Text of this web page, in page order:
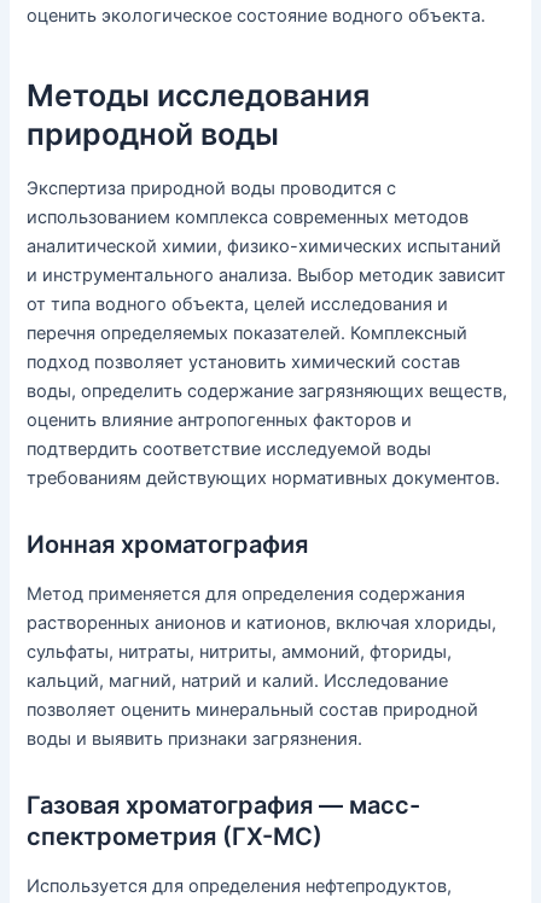
оценить экологическое состояние водного объекта.
Методы исследования
природной воды
Экспертиза природной воды проводится с
использованием комплекса современных методов
аналитической химии, физико-химических испытаний
и инструментального анализа. Выбор методик зависит
от типа водного объекта, целей исследования и
перечня определяемых показателей. Комплексный
подход позволяет установить химический состав
воды, определить содержание загрязняющих веществ,
оценить влияние антропогенных факторов и
подтвердить соответствие исследуемой воды
требованиям действующих нормативных документов.
Ионная хроматография
Метод применяется для определения содержания
растворенных анионов и катионов, включая хлориды,
сульфаты, нитраты, нитриты, аммоний, фториды,
кальций, магний, натрий и калий. Исследование
позволяет оценить минеральный состав природной
воды и выявить признаки загрязнения.
Газовая хроматография — масс-
спектрометрия (ГХ-МС)
Используется для определения нефтепродуктов,